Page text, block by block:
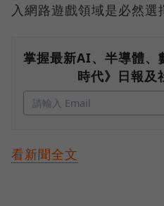
入網路遊戲領域是必然選
掌握最新AI、半導體、
時代》日報及
看新聞全文